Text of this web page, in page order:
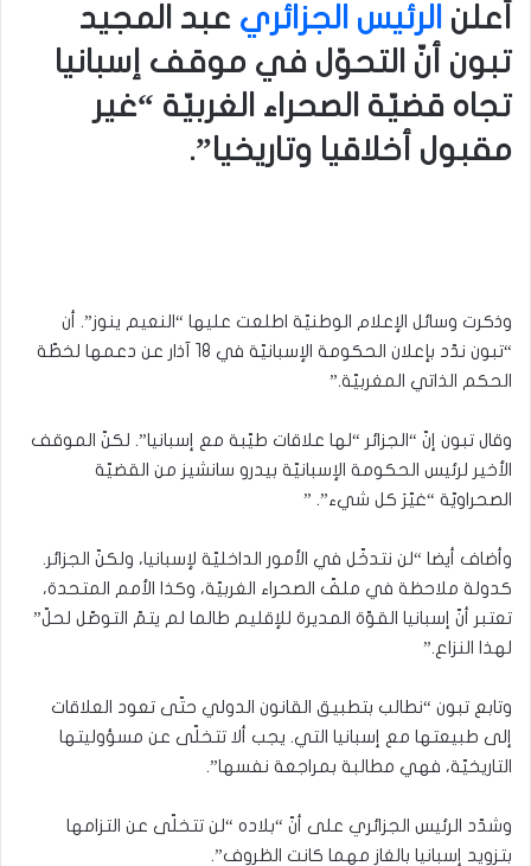
أعلن الرئيس الجزائري عبد المجيد
تبون أنّ التحوّل في موقف إسبانيا
تجاه قضيّة الصحراء الغربيّة “غير
مقبول أخلاقيا وتاريخيا”.
وذكرت وسائل الإعلام الوطنيّة اطلعت عليها “النعيم ينوز”. أن
“تبون ندّد بإعلان الحكومة الإسبانيّة في 18 آذار عن دعمها لخطّة
الحكم الذاتي المغربيّة.”
وقال تبون إنّ “الجزائر “لها علاقات طيّبة مع إسبانيا”. لكنّ الموقف
الأخير لرئيس الحكومة الإسبانيّة بيدرو سانشيز من القضيّة
الصحراويّة “غيّرَ كل شيء”. ”
وأضاف أيضا “لن نتدخّل في الأمور الداخليّة لإسبانيا، ولكنّ الجزائر.
كدولة ملاحظة في ملفّ الصحراء الغربيّة، وكذا الأمم المتحدة،
تعتبر أنّ إسبانيا القوّة المديرة للإقليم طالما لم يتمّ التوصّل لحلّ”
لهذا النزاع.”
وتابع تبون “نطالب بتطبيق القانون الدولي حتّى تعود العلاقات
إلى طبيعتها مع إسبانيا التي. يجب ألا تتخلّى عن مسؤوليتها
التاريخيّة، فهي مطالبة بمراجعة نفسها”.
وشدّد الرئيس الجزائري على أنّ “بلاده “لن تتخلّى عن التزامها
بتزويد إسبانيا بالغاز مهما كانت الظروف”.